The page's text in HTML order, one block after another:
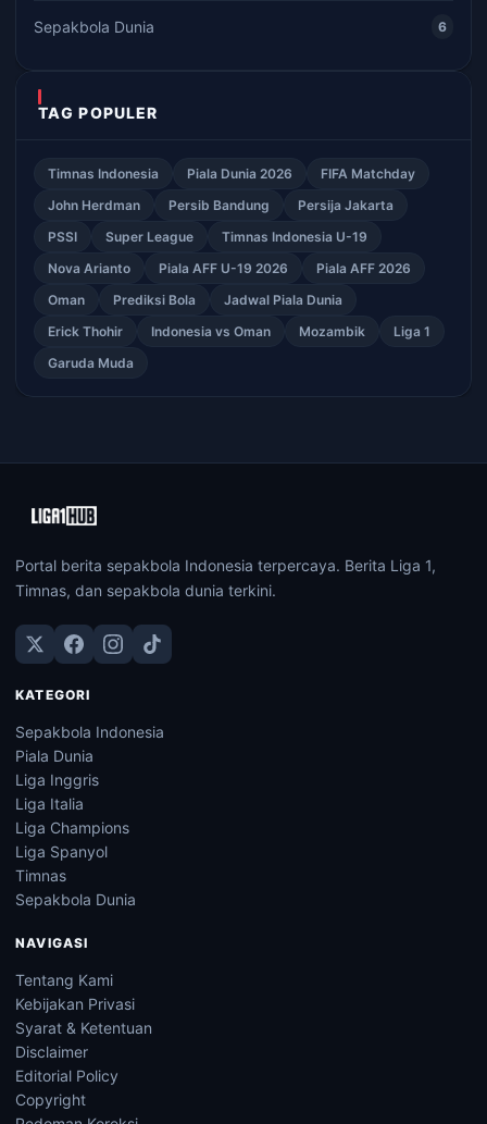
Sepakbola Dunia 6
TAG POPULER
Timnas Indonesia Piala Dunia 2026
FIFA Matchday
John Herdman
Persib Bandung
Persija Jakarta
PSSI
Super League
Timnas Indonesia U-19
Nova Arianto
Piala AFF U-19 2026
Piala AFF 2026
Oman
Prediksi Bola
Jadwal Piala Dunia
Erick Thohir
Indonesia vs Oman Mozambik
Liga 1
Garuda Muda
Portal berita sepakbola Indonesia terpercaya. Berita Liga 1,
Timnas, dan sepakbola dunia terkini.
KATEGORI
Sepakbola Indonesia
Piala Dunia
Liga Inggris
Liga Italia
Liga Champions
Liga Spanyol
Timnas
Sepakbola Dunia
NAVIGASI
Tentang Kami
Kebijakan Privasi
Syarat & Ketentuan
Disclaimer
Editorial Policy
Copyright